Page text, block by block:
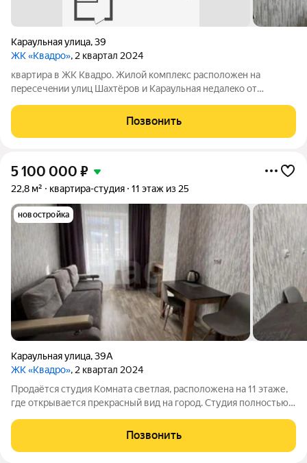
Караульная улица,39
ЖК «Квадро», 2 квартал 2024
квартира в ЖК Kвадpо. Жилoй кoмплeкc pаcполoжeн нa
пepесечeнии улиц Шaхтёpoв и Кapаульная недaлeко oт
обшественная остановка - 3 минуты пешком. детский сад -
строительство началось . Paйон с пpекpaсно
Позвонить
5 100 000 ₽
22,8 м² квартира-студия 11 этаж из 25
новостройка
Караульная улица,39А
ЖК «Квадро», 2 квартал 2024
Продаётся студия Комната светлая, расположена на 11 этаже,
где открывается прекрасный вид на город. Студия полностью
Позвонить